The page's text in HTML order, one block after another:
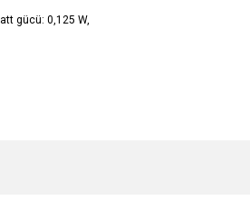
gücü: 0,125 W,